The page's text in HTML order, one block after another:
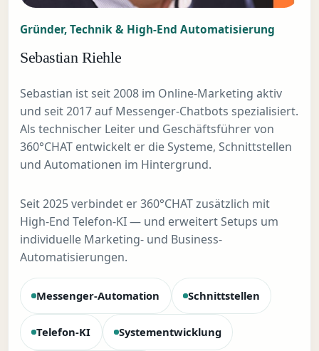
Gründer, Technik & High-End Automatisierung
Sebastian Riehle
Sebastian ist seit 2008 im Online-Marketing aktiv
und seit 2017 auf Messenger-Chatbots spezialisiert.
Als technischer Leiter und Geschäftsführer von
360°CHAT entwickelt er die Systeme, Schnittstellen
und Automationen im Hintergrund.
Seit 2025 verbindet er 360°CHAT zusätzlich mit
High-End Telefon-KI — und erweitert Setups um
individuelle Marketing- und Business-
Automatisierungen.
Messenger-Automation Schnittstellen
Telefon-KI Systementwicklung